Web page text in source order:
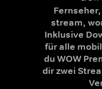
stream,
Inklusive
für alle
du WOW
dir zwei